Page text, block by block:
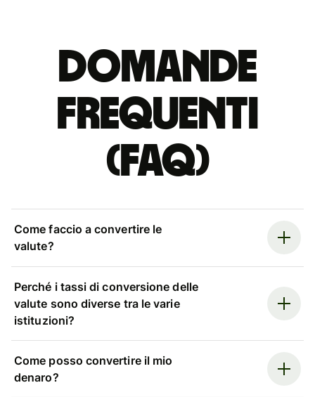
Domande
Frequenti
(FAQ)
Come faccio a convertire le
valute?
Perché i tassi di conversione delle
valute sono diverse tra le varie
istituzioni?
Come posso convertire il mio
denaro?